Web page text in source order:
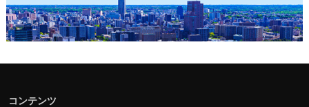
コンテンツ